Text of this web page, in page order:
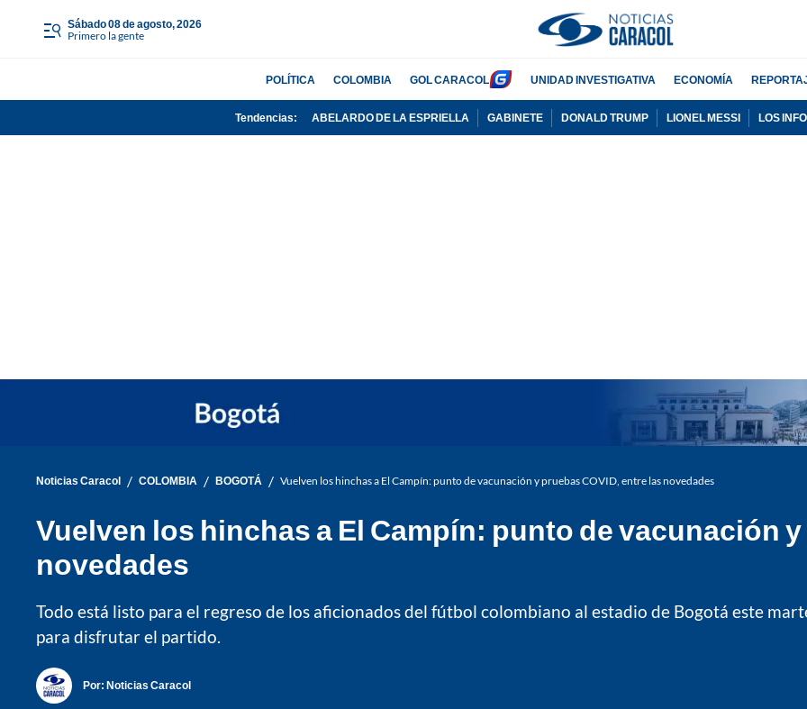
sábado 08 de agosto, 2026
Primero la gente
POLÍTICA COLOMBIA GOL CARACOL UNIDAD INVESTIGATIVA ECONOMÍA
Tendencias: ABELARDO DE LA ESPRIELLA GABINETE DONALD TRUMP LIONEL MESSI LOS
Noticias Caracol / COLOMBIA / BOGOTÁ / Vuelven los hinchas a El Campín: punto de vacunación y pruebas COVID, entre las novedades
Vuelven los hinchas a El Campín: punto de vacunación
novedades
Todo está listo para el regreso de los aficionados del fútbol colombiano al estadio de Bogotá este
para disfrutar el partido.
Por: Noticias Caracol